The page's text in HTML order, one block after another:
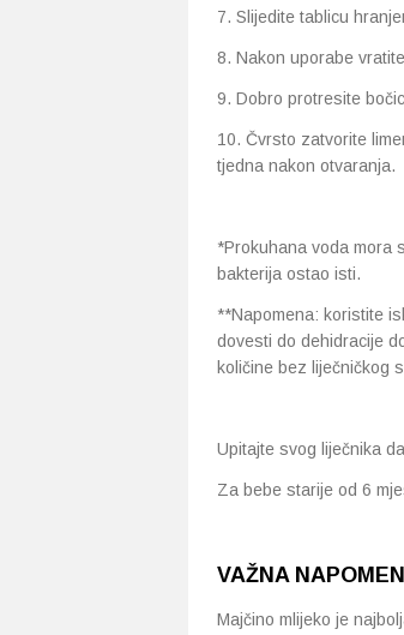
7. Slijedite tablicu
8. Nakon uporabe
9. Dobro protresite
10. Čvrsto zatvorite
tjedna nakon otvaranja.
*Prokuhana voda mora
bakterija ostao isti.
**Napomena: koristite
dovesti do dehidracije
količine bez liječničkog
Upitajte svog liječnika
Za bebe starije od 6
VAŽNA
Majčino mlijeko je